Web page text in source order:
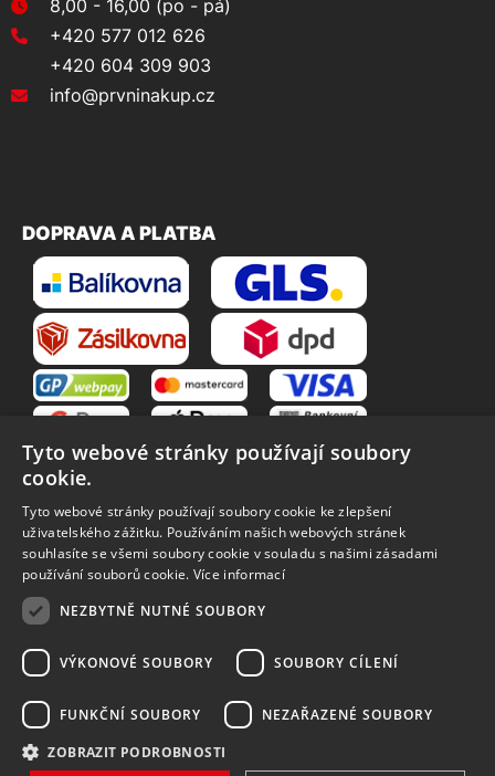
8,00 - 16,00 (po - pá)
+420 577 012 626
+420 604 309 903
info@prvninakup.cz
DOPRAVA A PLATBA
VŠE O NÁKUPU
O nás
Obchodní podmínky
Reklamační řád
Vrácení zboží
Zpracování osobních údajů
Způsoby dopravy
Tyto webové stránky používají soubory
cookie.
Tyto webové stránky používají soubory cookie ke zlepšení
uživatelského zážitku. Používáním našich webových stránek
souhlasíte se všemi soubory cookie v souladu s našimi zásadami
používání souborů cookie. Více informací
NEZBYTNĚ NUTNÉ SOUBORY
VÝKONOVÉ SOUBORY SOUBORY CÍLENÍ
FUNKČNÍ SOUBORY NEZAŘAZENÉ SOUBORY
ZOBRAZIT PODROBNOSTI